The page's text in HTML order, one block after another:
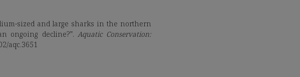
sized and large sharks in the northern
ongoing decline?”. Aquatic Conservation:
aqc.3651